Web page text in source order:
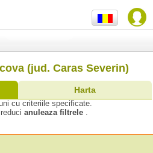
(jud. Caras Severin)
Harta
cu criteriile specificate.
anuleaza filtrele .